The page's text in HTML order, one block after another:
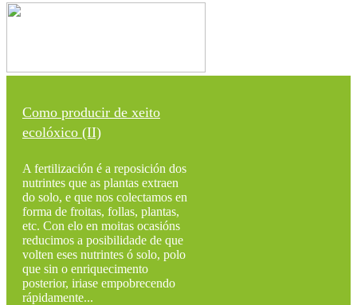
Como producir de xeito
ecolóxico (II)
A fertilización é a reposición dos
nutrintes que as plantas extraen
do solo, e que nos colectamos en
forma de froitas, follas, plantas,
etc. Con elo en moitas ocasións
reducimos a posibilidade de que
volten eses nutrintes ó solo, polo
que sin o enriquecimento
posterior, iriase empobrecendo
rápidamente...